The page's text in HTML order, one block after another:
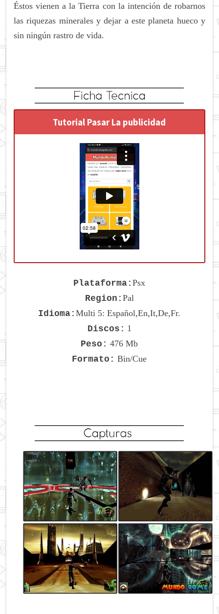
Éstos vienen a la Tierra con la intención de robarnos
las riquezas minerales y dejar a este planeta hueco y
sin ningún rastro de vida.
Tutorial Pasar La publicidad
Plataforma:Psx
Region: Pal
Idioma:Multi 5: Español,En,It,De,Fr.
Discos: 1
Peso: 476 Mb
Formato: Bin/Cue